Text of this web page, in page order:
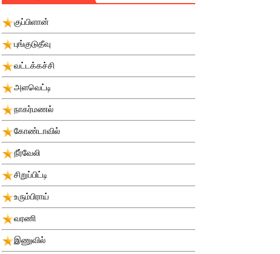
குப்பிளான்
புங்குடுதீவு
வட்டக்கச்சி
அளவெட்டி
நாகர்மணல்
கோண்டாவில்
நீர்வேலி
சிறுப்பிட்டி
உரும்பிராய்
வரணி
இணுவில்